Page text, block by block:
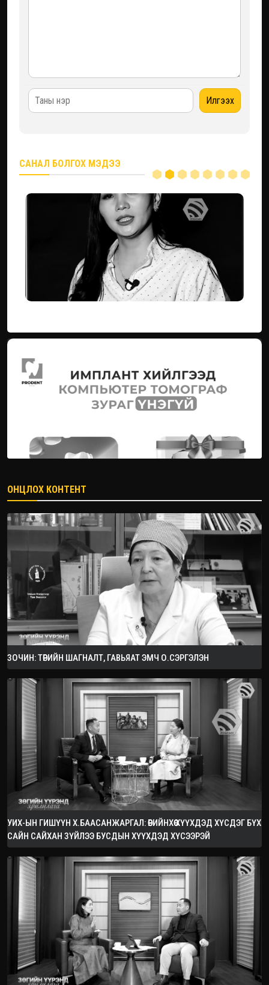
САНАЛ БОЛГОХ МЭДЭЭ
ОНЦЛОХ КОНТЕНТ
ЗОЧИН: ТӨРИЙН ШАГНАЛТ, ГАВЬЯАТ ЭМЧ О.СЭРГЭЛЭН
УИХ-ЫН ГИШҮҮН Х.БААСАНЖАРГАЛ: ӨӨРИЙНХӨӨ ХҮҮХДЭД ХҮСДЭГ БҮХ
САЙН САЙХАН ЗҮЙЛЭЭ БУСДЫН ХҮҮХДЭД ХҮСЭЭРЭЙ